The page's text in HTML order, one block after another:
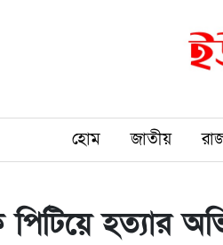
হোম জাতীয়
পিটিয়ে হত্যার